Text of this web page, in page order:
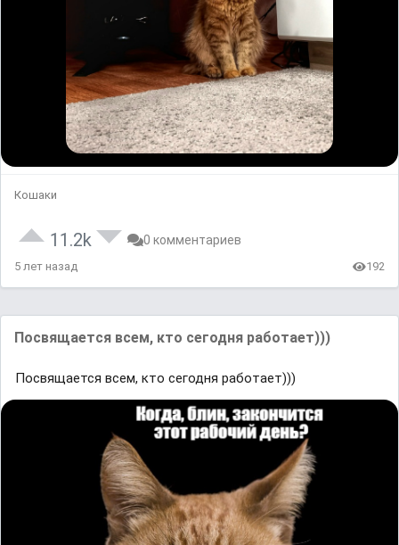
Кошаки
11.2k 0 комментариев
5 лет назад 192
Посвящается всем, кто сегодня работает)))
Посвящается всем, кто сегодня работает)))